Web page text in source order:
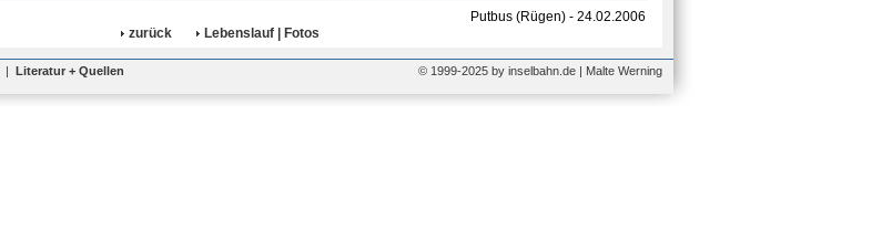
Putbus (Rügen) - 24.02.2006
zurück
Lebenslauf | Fotos
| Literatur + Quellen © 1999-2025 by inselbahn.de | Malte Werning